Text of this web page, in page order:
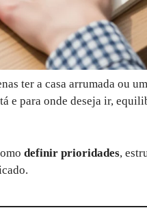
ter a casa arrumada ou
e para onde deseja ir,
definir prioridades,